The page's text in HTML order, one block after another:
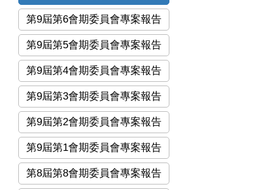
第9屆第6會期委員會專案報告
第9屆第5會期委員會專案報告
第9屆第4會期委員會專案報告
第9屆第3會期委員會專案報告
第9屆第2會期委員會專案報告
第9屆第1會期委員會專案報告
第8屆第8會期委員會專案報告